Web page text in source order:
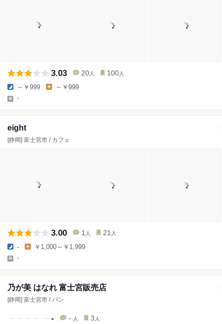
3.03 20 人 100 人
～￥999 ～￥999
-
eight
[静岡] 富士宮市 / カフェ
3.00 1 人 21 人
- ￥1,000～￥1,999
-
乃が美 はなれ 富士宮販売店
[静岡] 富士宮市 / パン
- - 人 3 人